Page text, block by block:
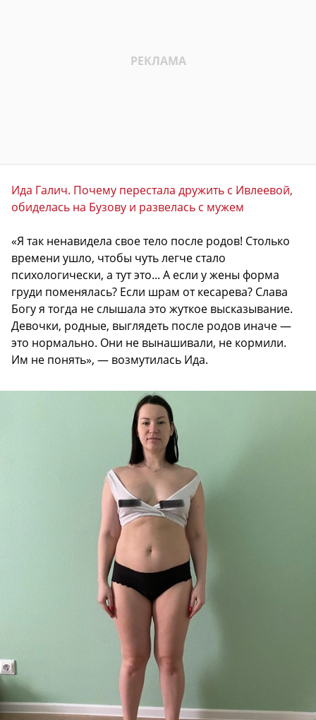
Ида Галич. Почему перестала дружить с Ивлеевой,
обиделась на Бузову и развелась с мужем
«Я так ненавидела свое тело после родов! Столько
времени ушло, чтобы чуть легче стало
психологически, а тут это... А если у жены форма
груди поменялась? Если шрам от кесарева? Слава
Богу я тогда не слышала это жуткое высказывание.
Девочки, родные, выглядеть после родов иначе —
это нормально. Они не вынашивали, не кормили.
Им не понять», — возмутилась Ида.